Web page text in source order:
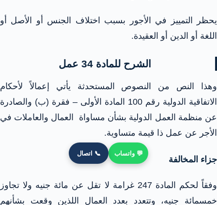
يحظر التمييز في الأجور بسبب اختلاف الجنس أو الأصل أو
اللغة أو الدين أو العقيدة.
الشرح للمادة 34 عمل
وهذا النص من النصوص المستحدثة يأتي إعمالاً لأحكام
الاتفاقية الدولية رقم 100 المادة الأولى – فقرة (ب) والصادرة
عن منظمة العمل الدولية بشأن مساواة العمال والعاملات في
الأجر عن عمل ذا قيمة متساوية.
جزاء المخالفة
وفقاً لحكم المادة 247 غرامة لا تقل عن مائة جنيه ولا تجاوز
خمسمائة جنيه، وتتعدد بعدد العمال اللذين وقعت بشأنهم
💬 واتساب 📞 اتصال